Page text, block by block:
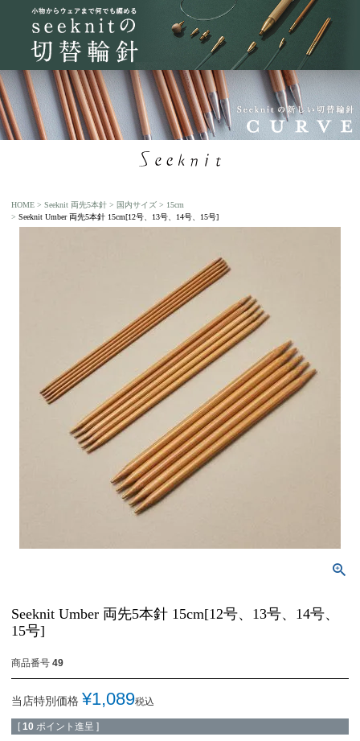
HOME Seeknit 両先5本針 国内サイズ
15cm
Seeknit Umber 両先5本針 15cm[12号、13号、14号、15号]
Seeknit Umber 両先5本針 15cm[12号、13号、14号、
15号]
商品番号 49
当店特別価格 ¥1,089税込
[ 10 ポイント進呈 ]